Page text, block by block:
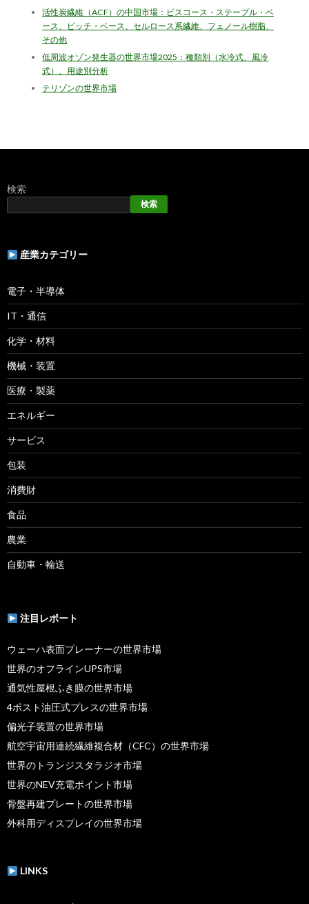
活性炭繊維（ACF）の中国市場：ビスコース・ステープル・ベ
ース、ピッチ・ベース、セルロース系繊維、フェノール樹脂、
その他
低周波オゾン発生器の世界市場2025：種類別（水冷式、風冷
式）、用途別分析
テリゾンの世界市場
検索
検索
産業カテゴリー
電子・半導体
IT・通信
化学・材料
機械・装置
医療・製薬
エネルギー
サービス
包装
消費財
食品
農業
自動車・輸送
注目レポート
ウェーハ表面プレーナーの世界市場
世界のオフラインUPS市場
通気性屋根ふき膜の世界市場
4ポスト油圧式プレスの世界市場
偏光子装置の世界市場
航空宇宙用連続繊維複合材（CFC）の世界市場
世界のトランジスタラジオ市場
世界のNEV充電ポイント市場
骨盤再建プレートの世界市場
外科用ディスプレイの世界市場
LINKS